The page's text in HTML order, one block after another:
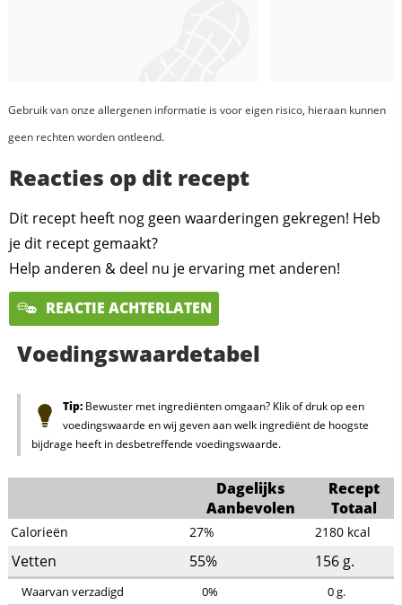
Gebruik van onze allergenen informatie is voor eigen risico, hieraan kunnen
geen rechten worden ontleend.
Reacties op dit recept
Dit recept heeft nog geen waarderingen gekregen! Heb
je dit recept gemaakt?
Help anderen & deel nu je ervaring met anderen!
REACTIE ACHTERLATEN
Voedingswaardetabel
Tip:Bewuster met ingrediënten omgaan? Klik of druk op een
voedingswaarde en wij geven aan welk ingrediënt de hoogste
bijdrage heeft in desbetreffende voedingswaarde.
Dagelijks
Aanbevolen
Recept
Totaal
Calorieën 27% 2180 kcal
Vetten 55% 156 g.
Waarvan verzadigd 0% 0g.